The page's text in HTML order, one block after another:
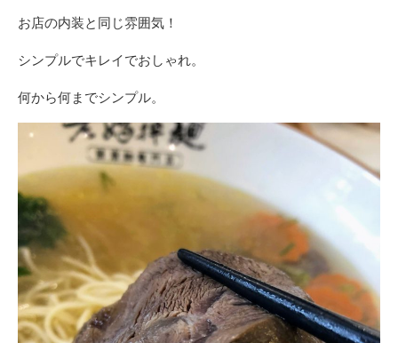
お店の内装と同じ雰囲気！
シンプルでキレイでおしゃれ。
何から何までシンプル。